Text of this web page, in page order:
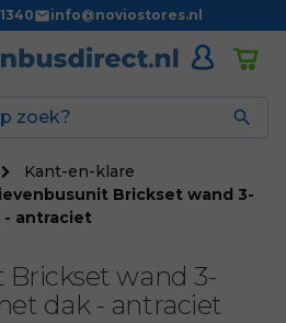
info@noviostores.nl

Kant-en-klare
Brickset wand 3-
- antraciet
wand 3-
dak - antraciet